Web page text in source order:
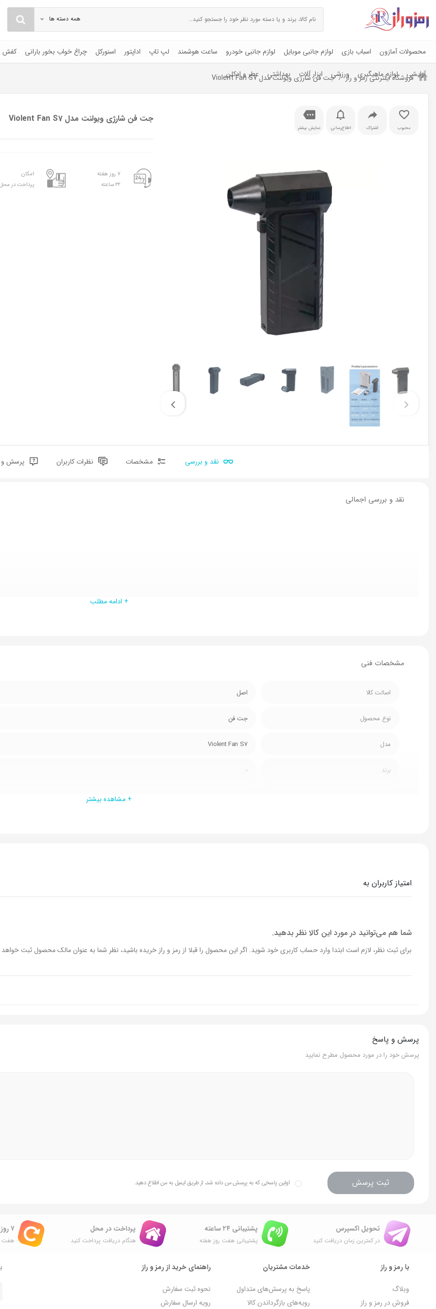
همه دسته ها
محصولات آمازون اسباب بازی لوازم جانبی موبایل لوازم جانبی خودرو ساعت هوشمند لپ تاپ اداپتور اسنورکل چراغ خواب بخور بارانی کفش
آرایشی لوازم ماهیگیری ورزشی ابزار آلات بهداشتی عطر و ادکلن فروشگاه اینترنتی رمز و راز جت فن شارژی ویولنت مدل Violent Fan S7
محبوب اشتراک اطلاع‌رسانی نمایش بیشتر
جت فن شارژی ویولنت مدل Violent Fan S7
۷ روز هفته
۲۴ ساعته
امکان
پرداخت در
نقد و بررسی مشخصات نظرات کاربران پرسش و
نقد و بررسی اجمالی
+ ادامه مطلب
مشخصات فنی
اصالت کالا اصل
نوع محصول جت فن
مدل Violent Fan S7
برند -
مدت زمان شارژ شدن 3 ساعت
سرعت باد 52 متر بر ثانیه
نمایشگر شارژ باتری دارد
ابعاد
+ مشاهده بیشتر
امتیاز کاربران به
شما هم می‌توانید در مورد این کالا نظر بدهید.
برای ثبت نظر، لازم است ابتدا وارد حساب کاربری خود شوید. اگر این محصول را قبلا از رمز و راز خریده باشید، نظر شما به عنوان مالک محصول ثبت
پرسش و پاسخ
پرسش خود را در مورد محصول مطرح نمایید
ثبت پرسش اولین پاسخی که به پرسش من داده شد، از طریق ایمیل به من اطلاع دهید.
تحویل اکسپرس
در کمترین زمان دریافت کنید
پشتیبانی ۲۴ ساعته
پشتیبانی هفت روز هفته
پرداخت در محل
هنگام دریافت پرداخت کنید
۷ روز ضمانت بازگشت
هفت
با رمز و راز
وبلاگ
فروش در رمز و راز
خدمات مشتریان
پاسخ به پرسش‌های متداول
رویه‌های بازگرداندن کالا
راهنمای خرید از رمز و راز
نحوه ثبت سفارش
رویه ارسال سفارش